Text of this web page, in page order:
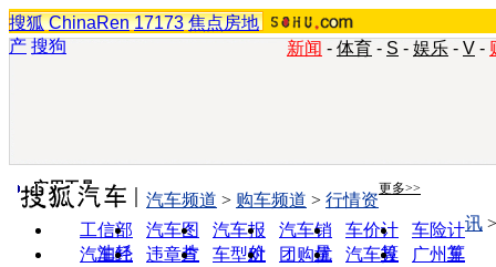
搜狐 ChinaRen 17173 焦点房地
产 搜狗 新闻 - 体育 - S - 娱乐 - V -
实用工具 更多>>
工信部
油耗
汽车图
片
汽车报
价
汽车销
量
车价计
算
车险计
算
汽车经
违章查
车型对
团购优
汽车投
广州车
汽车频道 > 购车频道 > 行情资
讯